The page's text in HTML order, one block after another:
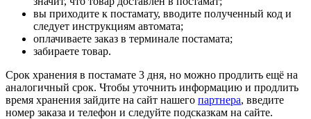
вы приходите к постамату, вводите полученный код и
следует инструкциям автомата;
оплачиваете заказ в терминале постамата;
забираете товар.
Срок хранения в постамате 3 дня, но можно продлить ещё на
аналогичный срок. Чтобы уточнить информацию и продлить
время хранения зайдите на сайт нашего партнера, введите
номер заказа и телефон и следуйте подсказкам на сайте.